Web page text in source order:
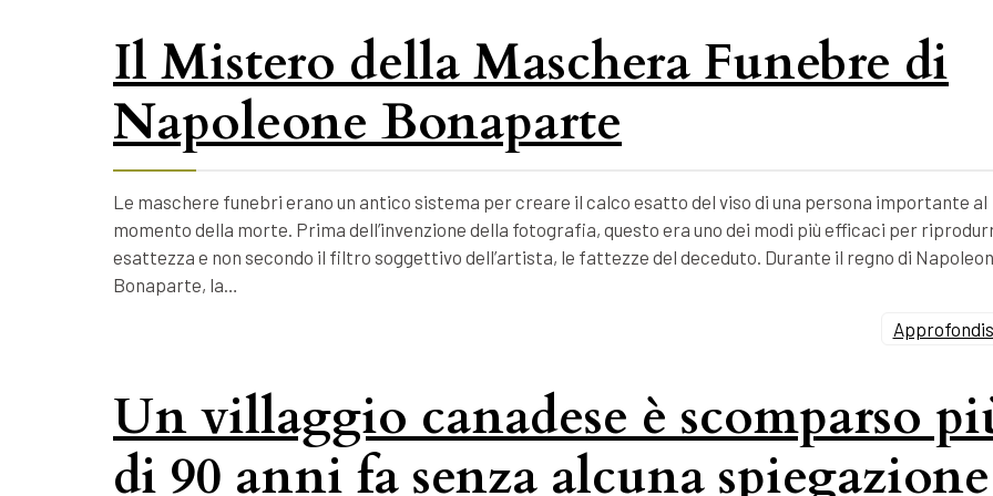
Il Mistero della Maschera Funebre di
Napoleone Bonaparte
Le maschere funebri erano un antico sistema per creare il calco esatto del viso di una persona importante al
momento della morte. Prima dell’invenzione della fotografia, questo era uno dei modi più efficaci per
esattezza e non secondo il filtro soggettivo dell’artista, le fattezze del deceduto. Durante il regno di
Bonaparte, la…
Un villaggio canadese è scomparso
di 90 anni fa senza alcuna